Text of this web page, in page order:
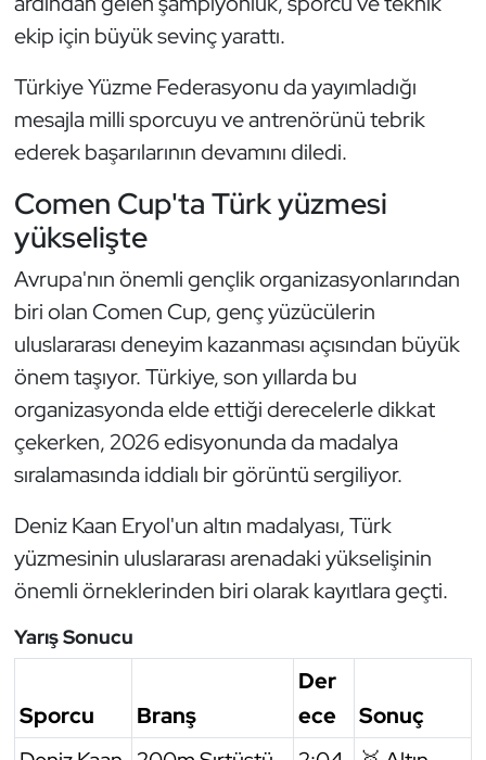
ekip için büyük sevinç yarattı.
Türkiye Yüzme Federasyonu da yayımladığı
mesajla milli sporcuyu ve antrenörünü tebrik
ederek başarılarının devamını diledi.
Comen Cup'ta Türk yüzmesi
yükselişte
Avrupa'nın önemli gençlik organizasyonlarından
biri olan Comen Cup, genç yüzücülerin
uluslararası deneyim kazanması açısından büyük
önem taşıyor. Türkiye, son yıllarda bu
organizasyonda elde ettiği derecelerle dikkat
çekerken, 2026 edisyonunda da madalya
sıralamasında iddialı bir görüntü sergiliyor.
Deniz Kaan Eryol'un altın madalyası, Türk
yüzmesinin uluslararası arenadaki yükselişinin
önemli örneklerinden biri olarak kayıtlara geçti.
Yarış Sonucu
Sporcu Branş
Der
ece
Sonuç
Satranç
Su Topu
Sualtı Sporları
Tekvando
Triatlon
Voleybol
Vücut Geliştirme Fitness
Wushu Kungfu
Yelken
Yüzme